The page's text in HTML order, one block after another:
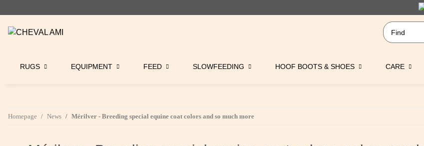
RUGS EQUIPMENT FEED SLOWFEEDING HOOF BOOTS & SHOES CARE
Homepage News Mérilver - Breeding special equine coat colors and so much more